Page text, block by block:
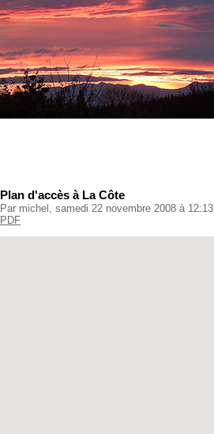
Plan d'accès à La Côte
Par michel, samedi 22 novembre 2008 à 12:13
PDF